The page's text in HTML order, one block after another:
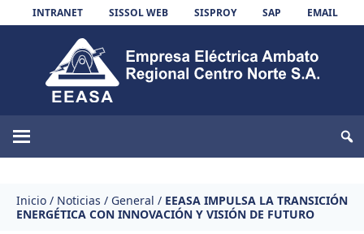
Skip to content
INTRANET SISSOL WEB SISPROY SAP EMAIL
EEASA
Inicio / Noticias / General / EEASA IMPULSA LA TRANSICIÓN
ENERGÉTICA CON INNOVACIÓN Y VISIÓN DE FUTURO